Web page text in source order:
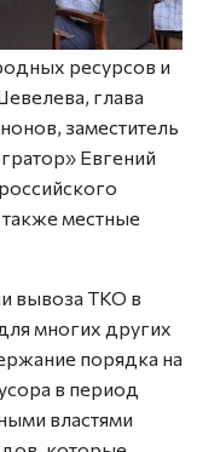
ресурсов и
глава
заместитель
Евгений
местные
вывоза ТКО в
многих других
порядка на
в период
властями